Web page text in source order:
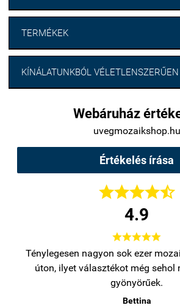
TERMÉKEK
KÍNÁLATUNKBÓL VÉLETLENSZERŰEN
Webáruház
uvegmozaikshop.hu
Értékelés írása

4.9

Ténylegesen nagyon sok ezer
úton, ilyet választékot még sehol
gyönyörűek.
Bettina